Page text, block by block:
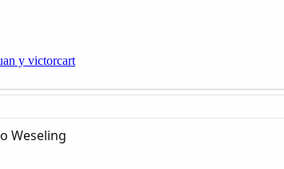
y victorcart
Weseling